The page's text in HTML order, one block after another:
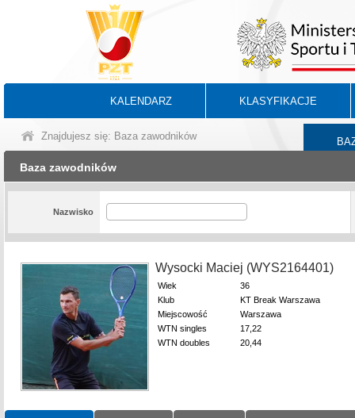
KALENDARZ KLASYFIKACJE
Znajdujesz się: Baza zawodników
Baza zawodników
Nazwisko
Wysocki Maciej (WYS2164401)
Wiek
36
Klub
KT Break Warszawa
Miejscowość
Warszawa
WTN singles
17,22
WTN doubles
20,44